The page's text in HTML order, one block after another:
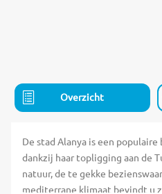
Overzicht
De stad Alanya is een
dankzij haar topligging aan de
natuur, de te gekke
mediterrane klimaat bevindt u